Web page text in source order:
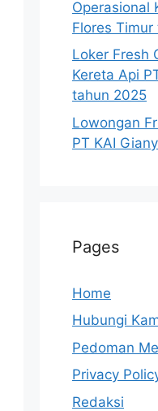
Operasional
Flores
Loker Fresh
Kereta Api
tahun 2025
Lowongan
PT KAI
Pages
Home
Hubungi
Pedoman
Privacy
Redaksi